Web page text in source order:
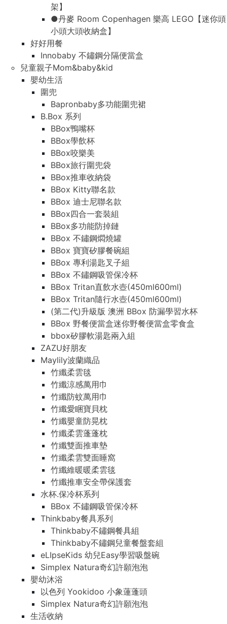
架】
●丹麥 Room Copenhagen 樂高 LEGO【迷你頭
小頭大頭收納盒】
好好用餐
Innobaby 不鏽鋼分隔便當盒
兒童親子Mom&baby&kid
嬰幼生活
圍兜
Bapronbaby多功能圍兜裙
B.Box 系列
BBox鴨嘴杯
BBox學飲杯
BBox咬樂美
BBox旅行圍兜袋
BBox推車收納袋
BBox Kitty聯名款
BBox 迪士尼聯名款
BBox四合一套裝組
BBox多功能防掉鏈
BBox 不鏽鋼燜燒罐
BBox 寶寶矽膠餐碗組
BBox 專利湯匙叉子組
BBox 不鏽鋼吸管保冷杯
BBox Tritan直飲水壺(450ml600ml)
BBox Tritan隨行水壺(450ml600ml)
(第二代)升級版 澳洲 BBox 防漏學習水杯
BBox 野餐便當盒迷你野餐便當盒零食盒
bbox矽膠軟湯匙兩入組
ZAZU好朋友
Maylily波蘭織品
竹纖柔雲毯
竹纖涼感萬用巾
竹纖防蚊萬用巾
竹纖愛睏寶貝枕
竹纖嬰童防晃枕
竹纖柔雲蓬蓬枕
竹纖雙面推車墊
竹纖柔雲雙面睡窩
竹纖維暖暖柔雲毯
竹纖推車安全帶保護套
水杯.保冷杯系列
BBox 不鏽鋼吸管保冷杯
Thinkbaby餐具系列
Thinkbaby不鏽鋼餐具組
Thinkbaby不鏽鋼兒童餐盤套組
eLIpseKids 幼兒Easy學習吸盤碗
Simplex Natura奇幻許願泡泡
嬰幼沐浴
以色列 Yookidoo 小象蓮蓬頭
Simplex Natura奇幻許願泡泡
生活收納